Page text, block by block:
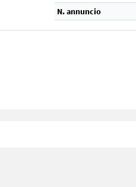
N. annuncio